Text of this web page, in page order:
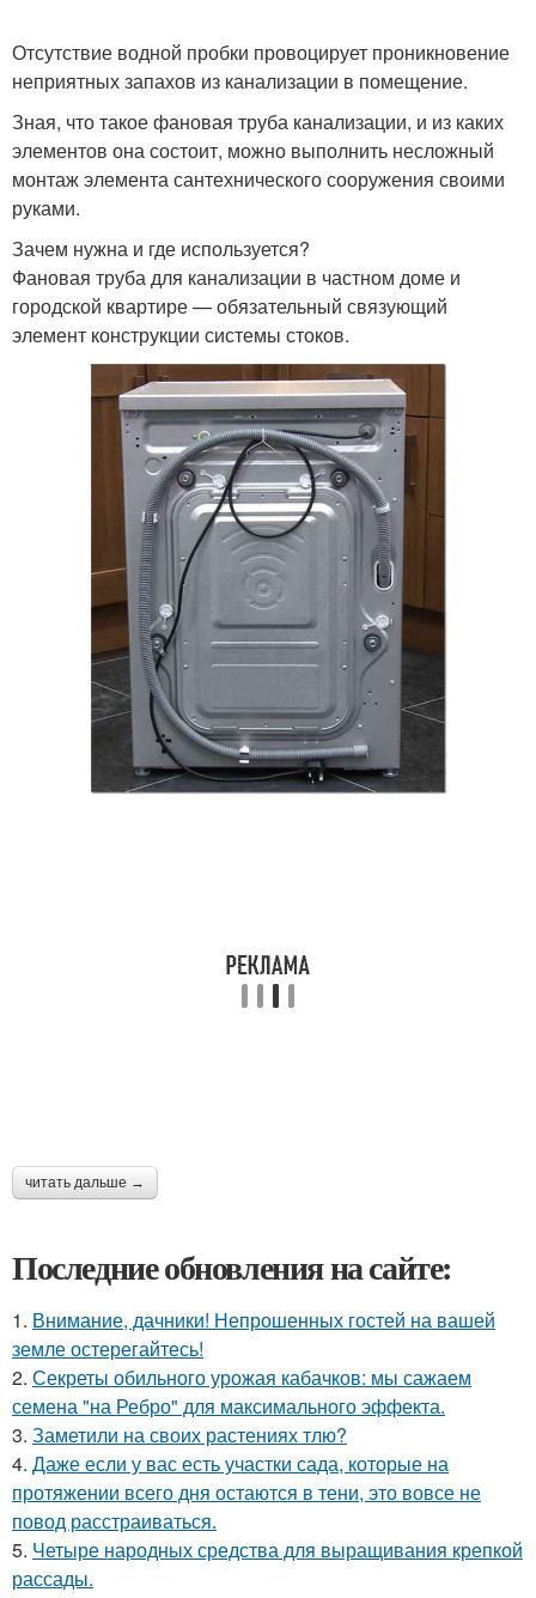
Отсутствие водной пробки провоцирует проникновение
неприятных запахов из канализации в помещение.
Зная, что такое фановая труба канализации, и из каких
элементов она состоит, можно выполнить несложный
монтаж элемента сантехнического сооружения своими
руками.
Зачем нужна и где используется?
Фановая труба для канализации в частном доме и
городской квартире — обязательный связующий
элемент конструкции системы стоков.
читать дальше →
Последние обновления на сайте:
1. Внимание, дачники! Непрошенных гостей на вашей
земле остерегайтесь!
2. Секреты обильного урожая кабачков: мы сажаем
семена "на Ребро" для максимального эффекта.
3. Заметили на своих растениях тлю?
4. Даже если у вас есть участки сада, которые на
протяжении всего дня остаются в тени, это вовсе не
повод расстраиваться.
5. Четыре народных средства для выращивания крепкой
рассады.